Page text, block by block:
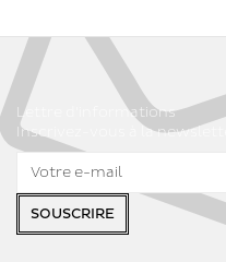
Lettre d'informations
Inscrivez-vous à la
SOUSCRIRE